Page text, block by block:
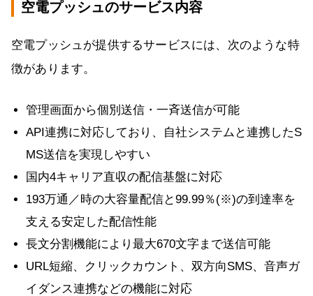
空電プッシュのサービス内容
空電プッシュが提供するサービスには、次のような特
徴があります。
管理画面から個別送信・一斉送信が可能
API連携に対応しており、自社システムと連携したS
MS送信を実現しやすい
国内4キャリア直収の配信基盤に対応
193万通／時の大容量配信と99.99％(※)の到達率を
支える安定した配信性能
長文分割機能により最大670文字まで送信可能
URL短縮、クリックカウント、双方向SMS、音声ガ
イダンス連携などの機能に対応